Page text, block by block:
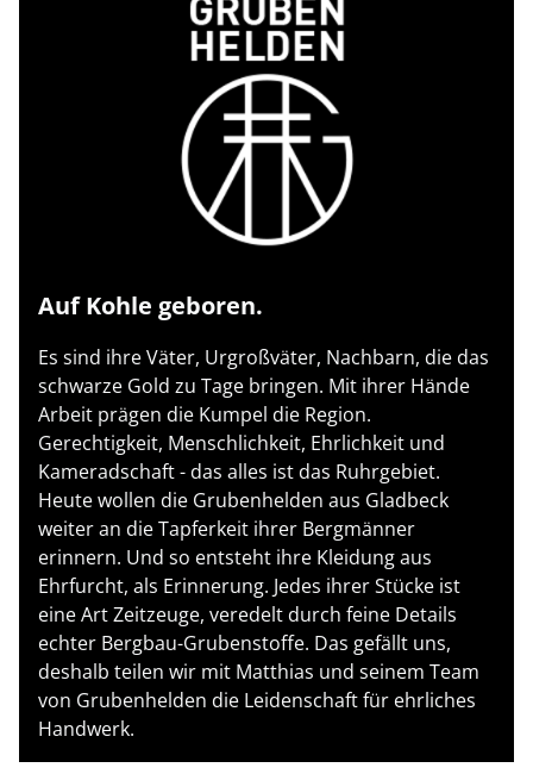
Bildverlinkung
Auf Kohle geboren.
Es sind ihre Väter, Urgroßväter, Nachbarn, die das
schwarze Gold zu Tage bringen. Mit ihrer Hände
Arbeit prägen die Kumpel die Region.
Gerechtigkeit, Menschlichkeit, Ehrlichkeit und
Kameradschaft - das alles ist das Ruhrgebiet.
Heute wollen die Grubenhelden aus Gladbeck
weiter an die Tapferkeit ihrer Bergmänner
erinnern. Und so entsteht ihre Kleidung aus
Ehrfurcht, als Erinnerung. Jedes ihrer Stücke ist
eine Art Zeitzeuge, veredelt durch feine Details
echter Bergbau-Grubenstoffe. Das gefällt uns,
deshalb teilen wir mit Matthias und seinem Team
von Grubenhelden die Leidenschaft für ehrliches
Handwerk.